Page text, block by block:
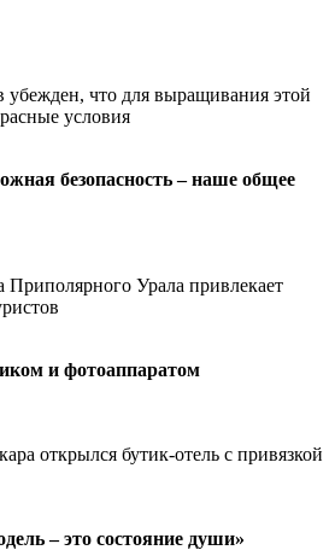
что для выращивания этой
условия
безопасность – наше общее
Урала привлекает
и фотоаппаратом
открылся бутик-отель с привязкой
– это состояние души»